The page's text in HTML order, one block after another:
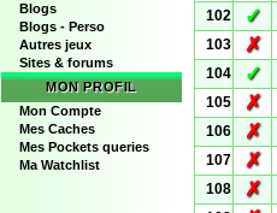
Blogs
Blogs - Perso
Autres jeux
Sites & forums
MON PROFIL
Mon Compte
Mes Caches
Mes Pockets queries
Ma Watchlist
102
✓
103
✗
104
✓
105
✗
106
✗
107
✗
108
✗